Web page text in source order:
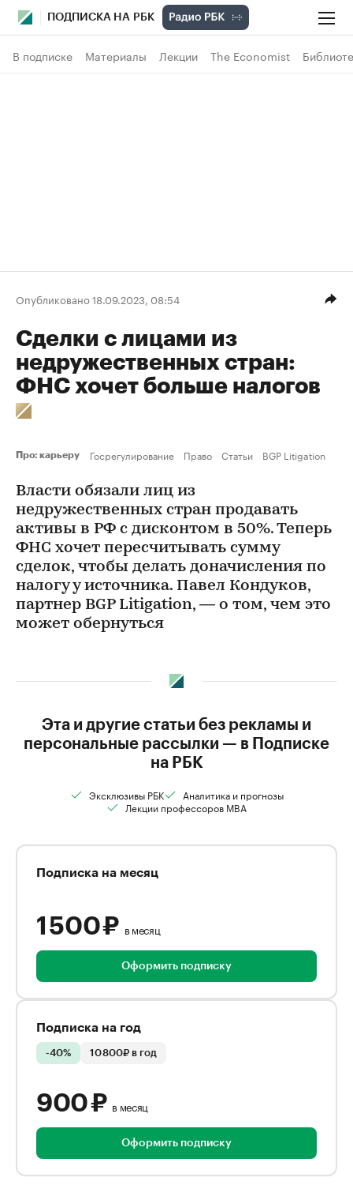
ПОДПИСКА НА РБК
В подписке Материалы Лекции The Economist
Опубликовано 18.09.2023, 08:54
Сделки с лицами из
недружественных стран:
ФНС хочет больше налогов
Про: карьеру Госрегулирование Право Статьи BGP Litigation
Власти обязали лиц из
недружественных стран продавать
активы в РФ с дисконтом в 50%. Теперь
ФНС хочет пересчитывать сумму
сделок, чтобы делать доначисления по
налогу у источника. Павел Кондуков,
партнер BGP Litigation, — о том, чем это
может обернуться
Эта и другие статьи без рекламы и
персональные рассылки — в Подписке
на РБК
Эксклюзивы РБК
Аналитика и прогнозы
Лекции профессоров MBA
Подписка на месяц
1 500 ₽ в месяц
Оформить подписку
Подписка на год
-40% 10 800₽ в год
900 ₽ в месяц
Оформить подписку